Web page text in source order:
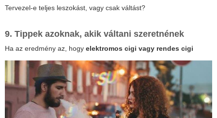
Tervezel-e teljes leszokást, vagy csak váltást?
9. Tippek azoknak, akik váltani szeretnének
Ha az eredmény az, hogy elektromos cigi vagy rendes cigi